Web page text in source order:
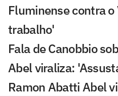
Fluminense contra o
trabalho'
Fala de Canobbio
Abel viraliza:
Ramon Abatti Abel